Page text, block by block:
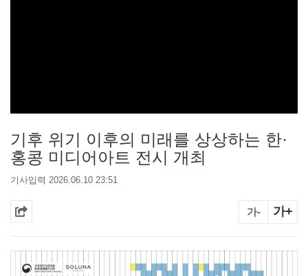
기후 위기 이후의 미래를 상상하는 한·
홍콩 미디어아트 전시 개최
기사입력 2026.06.10 23:51
가- 가+